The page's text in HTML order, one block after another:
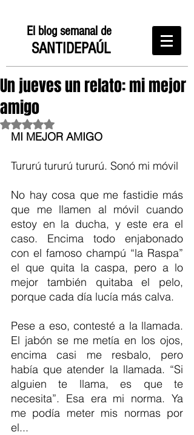
El blog semanal de
SANTIDEPAÚL
Un jueves un relato: mi mejor
amigo
Obtuvo NaN de 5 estrellas.
MI MEJOR AMIGO
Tururú tururú tururú. Sonó mi móvil
No hay cosa que me fastidie más
que me llamen al móvil cuando
estoy en la ducha, y este era el
caso. Encima todo enjabonado
con el famoso champú “la Raspa”
el que quita la caspa, pero a lo
mejor también quitaba el pelo,
porque cada día lucía más calva.
Pese a eso, contesté a la llamada.
El jabón se me metía en los ojos,
encima casi me resbalo, pero
había que atender la llamada. “Si
alguien te llama, es que te
necesita”. Esa era mi norma. Ya
me podía meter mis normas por
el...